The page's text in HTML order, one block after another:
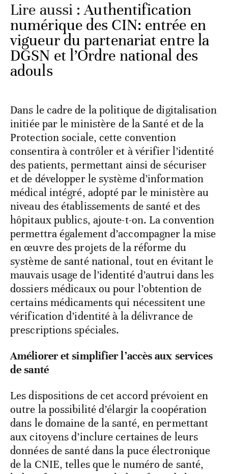
Lire aussi :Authentification
numérique des CIN: entrée en
vigueur du partenariat entre la
DGSN et l’Ordre national des
adouls
‎Dans le cadre de la politique de digitalisation
initiée par le ministère de la Santé et de la
Protection sociale, cette convention
consentira à contrôler et à vérifier l’identité
des patients, permettant ainsi de sécuriser
et de développer le système d’information
médical intégré, adopté par le ministère au
niveau des établissements de santé et des
hôpitaux publics, ajoute-t-on. La convention
permettra également d’accompagner la mise
en œuvre des projets de la réforme du
système de santé national, tout en évitant le
mauvais usage de l’identité d’autrui dans les
dossiers médicaux ou pour l’obtention de
certains médicaments qui nécessitent une
vérification d’identité à la délivrance de
prescriptions spéciales.
Améliorer et simplifier l’accès aux services
de santé
Les dispositions de cet accord prévoient en
outre la possibilité d’élargir la coopération
dans le domaine de la santé, en permettant
aux citoyens d’inclure certaines de leurs
données de santé dans la puce électronique
de la CNIE, telles que le numéro de santé,